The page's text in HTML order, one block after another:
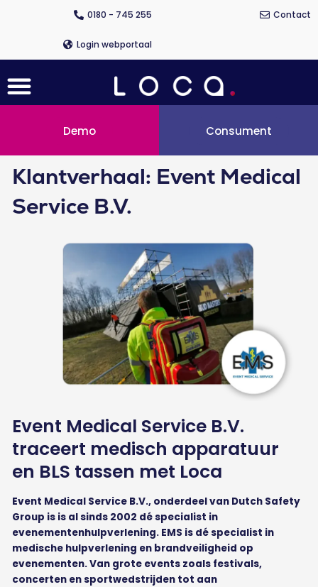
0180 - 745 255 Contact
Login webportaal
Menu
Demo Consument
Klantverhaal: Event Medical
Service B.V.
Event Medical Service B.V.
traceert medisch apparatuur
en BLS tassen met Loca
Event Medical Service B.V., onderdeel van Dutch Safety
Group is is al sinds 2002 dé specialist in
evenementenhulpverlening. EMS is dé specialist in
medische hulpverlening en brandveiligheid op
evenementen. Van grote events zoals festivals,
concerten en sportwedstrijden tot aan